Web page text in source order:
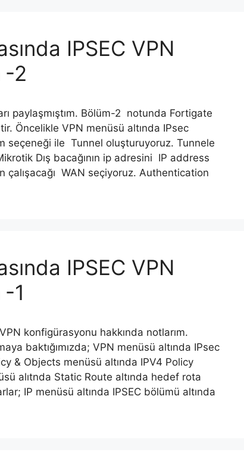
IPSEC VPN
-2
paylaşmıştım. Bölüm-2 notunda Fortigate
Öncelikle VPN menüsü altında IPsec
seçeneği ile Tunnel oluşturuyoruz. Tunnele
Dış bacağının ip adresini IP address
çalışacağı WAN seçiyoruz. Authentication
IPSEC VPN
1
konfigürasyonu hakkında notlarım.
baktığımızda; VPN menüsü altında IPsec
& Objects menüsü altında IPV4 Policy
alıtnda Static Route altında hedef rota
IP menüsü altında IPSEC bölümü altında